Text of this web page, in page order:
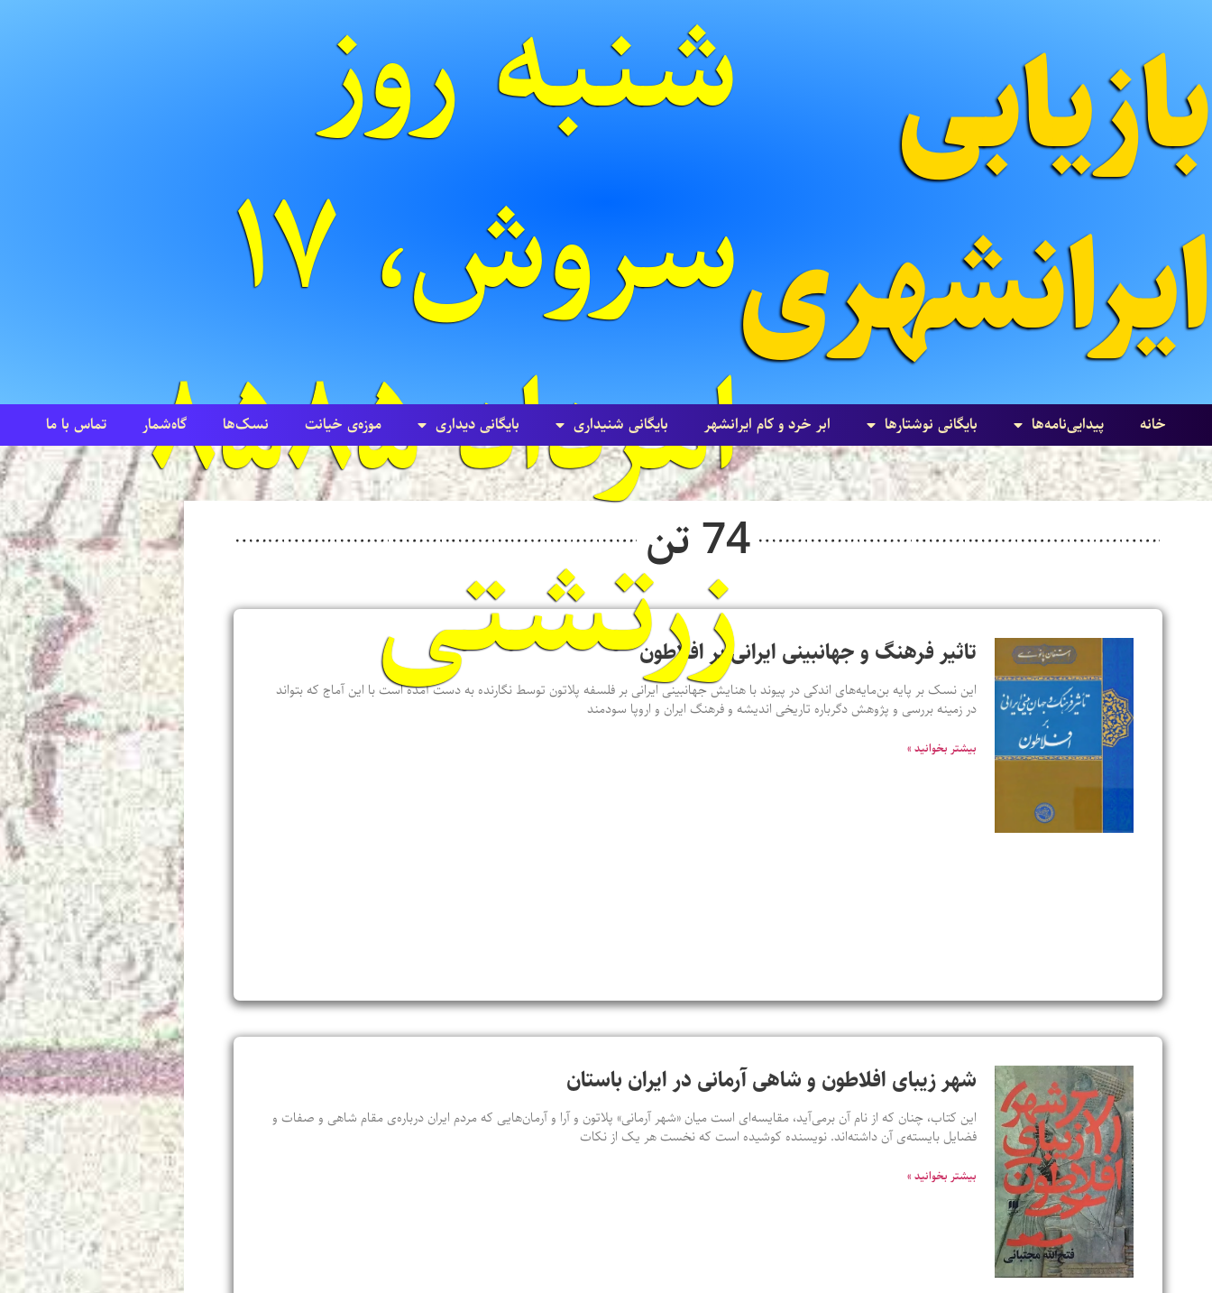
بازیابی
ایرانشهری
شنبه روز
سروش، ۱۷
امرداد ۸۵۸۵
زرتشتی
خانه پیدایی‌نامه‌ها بایگانی نوشتارها ابر خرد و کام ایرانشهر بایگانی شنيداری بایگانی ديداری موزه‌ی خیانت نسک‌ها گاه‌شمار تماس با ما
74 تن
تاثیر فرهنگ و جهانبینی ایرانی بر افلاطون
این نسک بر پایه بن‌مایه‌های اندکی در پیوند با هنایش جهانبینی ایرانی بر فلسفه پلاتون توسط نگارنده به دست آمده است با این آماج که بتواند
در زمینه بررسی و پژوهش دگرباره تاریخی اندیشه و فرهنگ ایران و اروپا سودمند
بیشتر بخوانید »
شهر زیبای افلاطون و شاهی آرمانی در ایران باستان
این کتاب، چنان که از نام آن برمی‌آید، مقایسه‌ای‌ است میان «شهر آرمانی» پلاتون و آرا و آرمان‌هایی که مردم ایران درباره‌‌ی مقام شاهی و صفات و
فضایل بایسته‌ی آن داشته‌اند. نویسنده کوشیده است که نخست هر یک از نکات
بیشتر بخوانید »